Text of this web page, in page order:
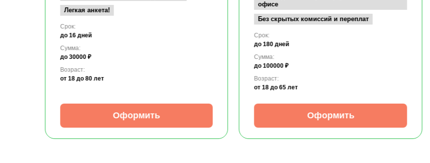
Легкая анкета!
Срок:
до 16 дней
Сумма:
до 30000 ₽
Возраст:
от 18 до 80 лет
Оформить
офисе
Без скрытых комиссий и переплат
Срок:
до 180 дней
Сумма:
до 100000 ₽
Возраст:
от 18 до 65 лет
Оформить